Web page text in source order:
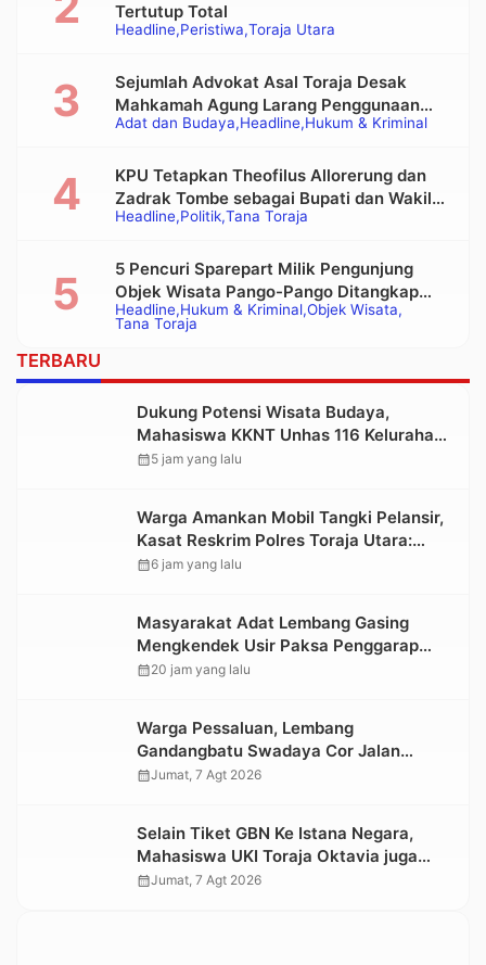
Headline Peristiwa Toraja Utara
Tertutup Total
Adat dan Budaya Headline Hukum & Kriminal
Sejumlah Advokat Asal Toraja Desak
Mahkamah Agung Larang Penggunaan
Alat Berat pada Eksekusi Rumah Adat
Headline Politik Tana Toraja
KPU Tetapkan Theofilus Allorerung dan
Zadrak Tombe sebagai Bupati dan Wakil
Bupati Tana Toraja Terpilih
Headline Hukum & Kriminal Objek Wisata
Tana Toraja
5 Pencuri Sparepart Milik Pengunjung
Objek Wisata Pango-Pango Ditangkap
Polisi
TERBARU
Dukung Potensi Wisata Budaya,
Mahasiswa KKNT Unhas 116 Kelurahan
Nonongan Utara Pasang Papan
calendar_month5 jam yang lalu
Warga Amankan Mobil Tangki Pelansir,
Kasat Reskrim Polres Toraja Utara:
Proses Hukum Berjalan Transparan
calendar_month6 jam yang lalu
Masyarakat Adat Lembang Gasing
Mengkendek Usir Paksa Penggarap
yang Rusak Kawasan Hutan
calendar_month20 jam yang lalu
Warga Pessaluan, Lembang
Gandangbatu Swadaya Cor Jalan
Kabupaten
calendar_monthJumat, 7 Agt 2026
Selain Tiket GBN Ke Istana Negara,
Mahasiswa UKI Toraja Oktavia juga
Lolos ke Pekan Seni Mahasiswa
calendar_monthJumat, 7 Agt 2026